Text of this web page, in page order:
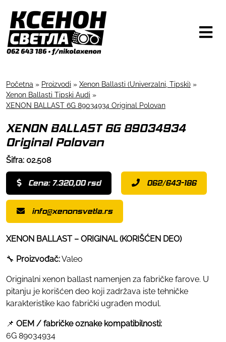
Početna » Proizvodi » Xenon Ballasti (Univerzalni, Tipski) »
Xenon Ballasti Tipski Audi »
XENON BALLAST 6G 89034934 Original Polovan
XENON BALLAST 6G 89034934
Original Polovan
Šifra: 02.508
Cena: 7.320,00 rsd 062/643-186
info@xenonsvetla.rs
XENON BALLAST – ORIGINAL (KORIŠĆEN DEO)
🔧 Proizvođač:Valeo
Originalni xenon ballast namenjen za fabričke farove. U
pitanju je korišćen deo koji zadržava iste tehničke
karakteristike kao fabrički ugrađen modul.
📌 OEM / fabričke oznake kompatibilnosti:
6G 89034934